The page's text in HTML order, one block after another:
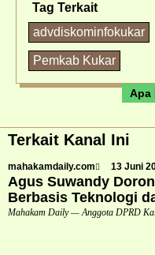
Tag Terkait
advdiskominfokukar
Pemkab Kukar
Apa
Terkait Kanal Ini
mahakamdaily.com 13 Juni
Agus Suwandy
Berbasis Teknologi
Mahakam Daily — Anggota DPRD